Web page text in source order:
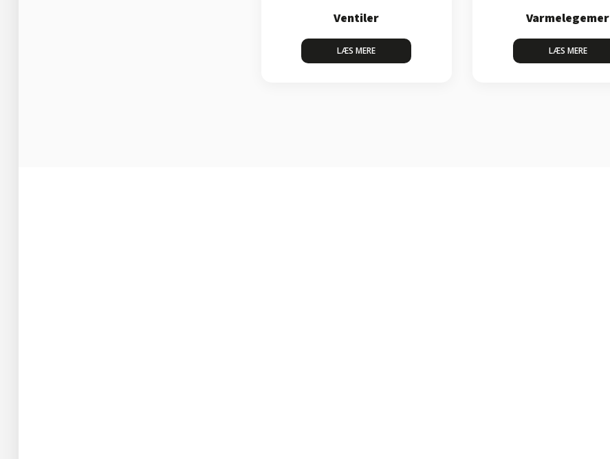
Ventiler
LÆS MERE​
Varmelegemer
LÆS MERE​